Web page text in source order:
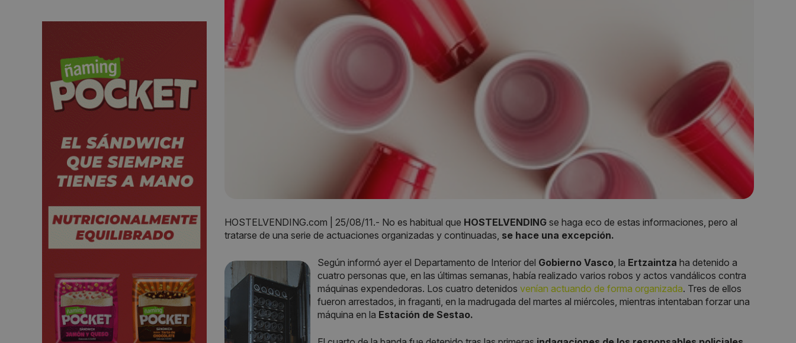
HOSTELVENDING.com | 25/08/11.- No es habitual que HOSTELVENDING se haga eco de estas informaciones, pero al
tratarse de una serie de actuaciones organizadas y continuadas, se hace una excepción.
Según informó ayer el Departamento de Interior del Gobierno Vasco , la Ertzaintza ha detenido a
cuatro personas que, en las últimas semanas, había realizado varios robos y actos vandálicos contra
máquinas expendedoras. Los cuatro detenidos venían actuando de forma organizada. Tres de ellos
fueron arrestados, in fraganti, en la madrugada del martes al miércoles, mientras intentaban forzar una
máquina en la Estación de Sestao.